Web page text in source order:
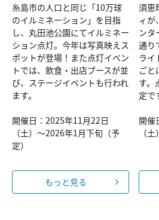
糸島市の人口と同じ「10万球
のイルミネーション」を目指
し、丸田池公園にてイルミネー
ション点灯。今年は写真映えス
ポットが登場！また点灯イベン
トでは、飲食・出店ブースが並
び、ステージイベントも行われ
ます。
開催日：2025年11月22日
（土）～2026年1月下旬（予
定）
もっと見る
須恵
ィが
ンタ
通り
ライ
ごと
す。
定で
開催
（